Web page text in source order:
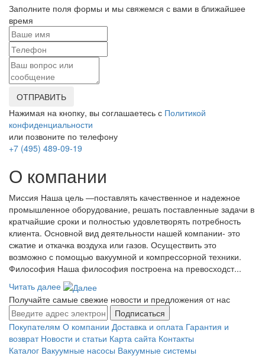
Заполните поля формы и мы свяжемся с вами в ближайшее
время
ОТПРАВИТЬ
Нажимая на кнопку, вы соглашаетесь с Политикой
конфиденциальности
или позвоните по телефону
+7 (495) 489-09-19
О компании
Миссия Наша цель ―поставлять качественное и надежное
промышленное оборудование, решать поставленные задачи в
кратчайшие сроки и полностью удовлетворять потребность
клиента. Основной вид деятельности нашей компании- это
сжатие и откачка воздуха или газов. Осуществить это
возможно с помощью вакуумной и компрессорной техники.
Философия Наша философия построена на превосходст...
Читать далее
Получайте самые свежие новости и предложения от нас
Подписаться
Покупателям О компании Доставка и оплата Гарантия и
возврат Новости и статьи Карта сайта Контакты
Каталог Вакуумные насосы Вакуумные системы